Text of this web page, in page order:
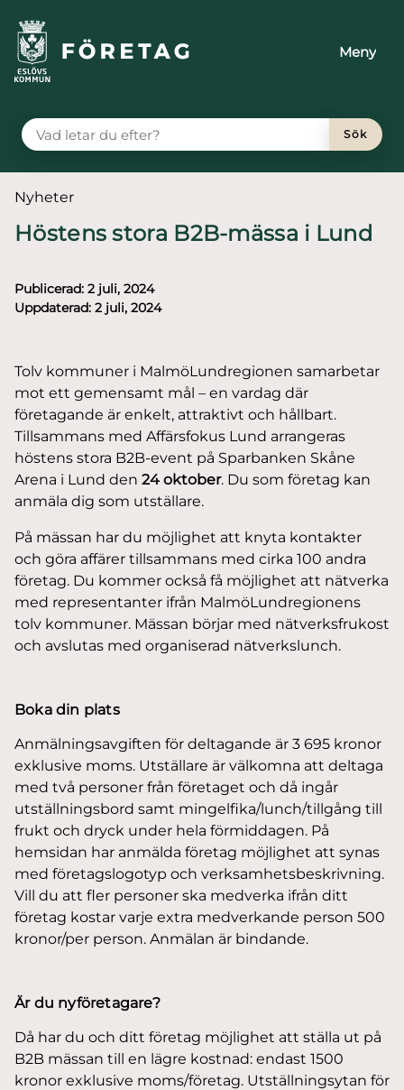
till innehåll
huvudmeny
Meny
VAD LETAR DU EFTER?
Sök
Du är här:
Nyheter
Höstens stora B2B-mässa i Lund
Publicerad: 2 juli, 2024
Uppdaterad: 2 juli, 2024
Tolv kommuner i MalmöLundregionen samarbetar
mot ett gemensamt mål – en vardag där
företagande är enkelt, attraktivt och hållbart.
Tillsammans med Affärsfokus Lund arrangeras
höstens stora B2B-event på Sparbanken Skåne
Arena i Lund den 24 oktober. Du som företag kan
anmäla dig som utställare.
På mässan har du möjlighet att knyta kontakter
och göra affärer tillsammans med cirka 100 andra
företag. Du kommer också få möjlighet att nätverka
med representanter ifrån MalmöLundregionens
tolv kommuner. Mässan börjar med nätverksfrukost
och avslutas med organiserad nätverkslunch.
Boka din plats
Anmälningsavgiften för deltagande är 3 695 kronor
exklusive moms. Utställare är välkomna att deltaga
med två personer från företaget och då ingår
utställningsbord samt mingelfika/lunch/tillgång till
frukt och dryck under hela förmiddagen. På
hemsidan har anmälda företag möjlighet att synas
med företagslogotyp och verksamhetsbeskrivning.
Vill du att fler personer ska medverka ifrån ditt
företag kostar varje extra medverkande person 500
kronor/per person. Anmälan är bindande.
Är du nyföretagare?
Då har du och ditt företag möjlighet att ställa ut på
B2B mässan till en lägre kostnad: endast 1500
kronor exklusive moms/företag. Utställningsytan för